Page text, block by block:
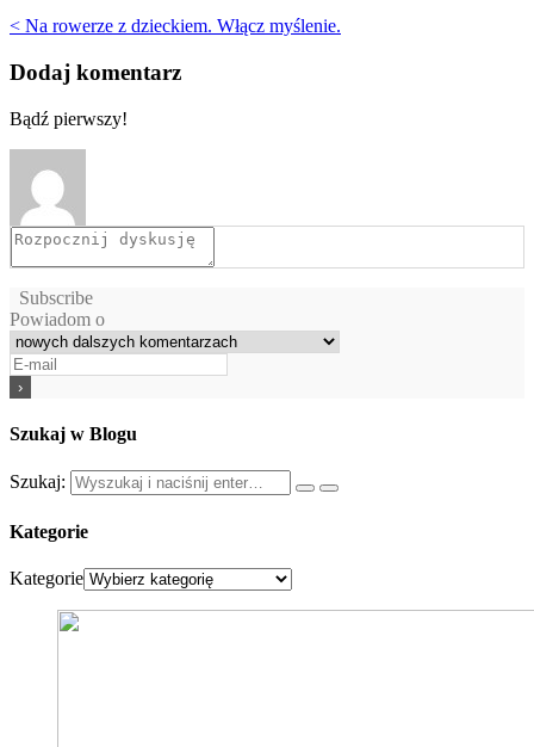
< Na rowerze z dzieckiem. Włącz myślenie.
Dodaj komentarz
Bądź pierwszy!
Subscribe
Powiadom o
Szukaj w Blogu
Szukaj:
Kategorie
Kategorie